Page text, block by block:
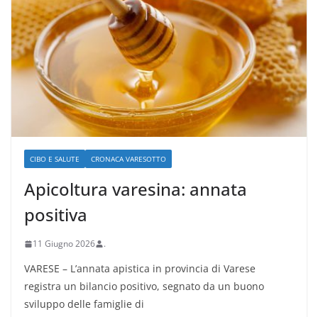
CIBO E SALUTE CRONACA VARESOTTO
Apicoltura varesina: annata
positiva
11 Giugno 2026 .
VARESE – L’annata apistica in provincia di Varese
registra un bilancio positivo, segnato da un buono
sviluppo delle famiglie di